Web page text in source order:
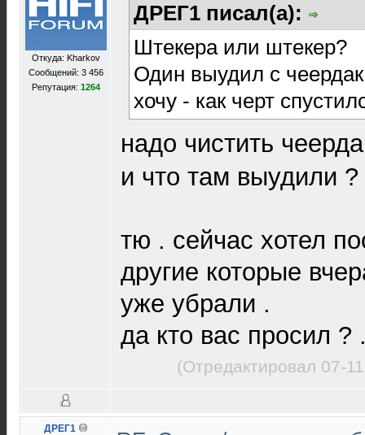
Откуда: Kharkov
Сообщений: 3 456
Репутация: 1264
ДРЕГ1 писал(а):
Штекера или штекер?
Один выудил с
хочу - как черт
надо чистить
и что там выудили ?
тю . сейчас хотел
другие которые
уже убрали .
да кто вас просил ?
(Отредактировал 07-
ДРЕГ1